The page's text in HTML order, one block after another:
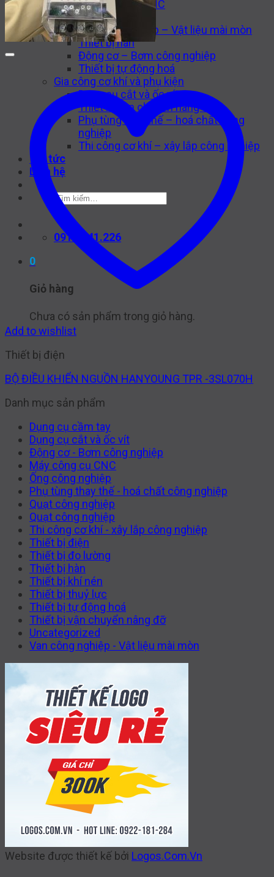
Máy công cụ CNC
Thiết bị thuỷ lực
Van công nghiệp – Vật liệu mài mòn
Thiết bị hàn
Động cơ – Bơm công nghiệp
Thiết bị tự động hoá
Gia công cơ khí và phụ kiện
Dụng cụ cắt và ốc vít
Thiết bị vận chuyển nâng đỡ
Phụ tùng thay thế – hoá chất công
nghiệp
Thi công cơ khí – xây lắp công nghiệp
Tin tức
Liên hệ
Tìm
kiếm:
0916.841.226
0
Giỏ hàng
Chưa có sản phẩm trong giỏ hàng.
Add to wishlist
Thiết bị điện
BỘ ĐIỀU KHIỂN NGUỒN HANYOUNG TPR -3SL070H
Danh mục sản phẩm
Dụng cụ cầm tay
Dụng cụ cắt và ốc vít
Động cơ - Bơm công nghiệp
Máy công cụ CNC
Ống công nghiệp
Phụ tùng thay thế - hoá chất công nghiệp
Quạt công nghiệp
Quạt công nghiệp
Thi công cơ khí - xây lắp công nghiệp
Thiết bị điện
Thiết bị đo lường
Thiết bị hàn
Thiết bị khí nén
Thiết bị thuỷ lực
Thiết bị tự động hoá
Thiết bị vận chuyển nâng đỡ
Uncategorized
Van công nghiệp - Vật liệu mài mòn
Website được thiết kế bởi Logos.Com.Vn